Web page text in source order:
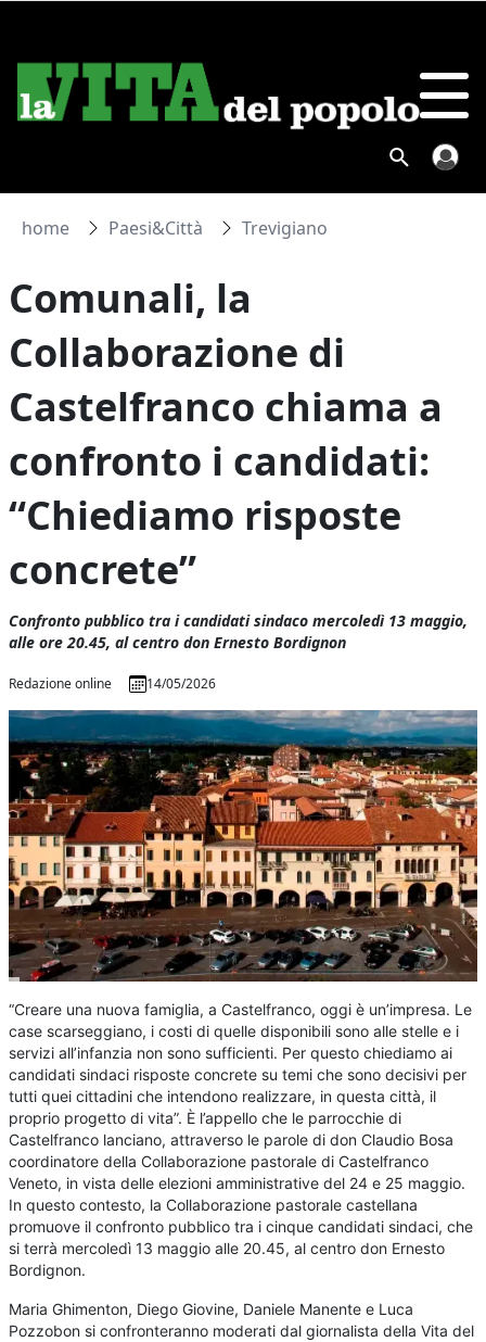
home Paesi&Città Trevigiano
Comunali, la
Collaborazione di
Castelfranco chiama a
confronto i candidati:
“Chiediamo risposte
concrete”
Confronto pubblico tra i candidati sindaco mercoledì 13 maggio,
alle ore 20.45, al centro don Ernesto Bordignon
Redazione online 14/05/2026
“Creare una nuova famiglia, a Castelfranco, oggi è un’impresa. Le
case scarseggiano, i costi di quelle disponibili sono alle stelle e i
servizi all’infanzia non sono sufficienti. Per questo chiediamo ai
candidati sindaci risposte concrete su temi che sono decisivi per
tutti quei cittadini che intendono realizzare, in questa città, il
proprio progetto di vita”. È l’appello che le parrocchie di
Castelfranco lanciano, attraverso le parole di don Claudio Bosa
coordinatore della Collaborazione pastorale di Castelfranco
Veneto, in vista delle elezioni amministrative del 24 e 25 maggio.
In questo contesto, la Collaborazione pastorale castellana
promuove il confronto pubblico tra i cinque candidati sindaci, che
si terrà mercoledì 13 maggio alle 20.45, al centro don Ernesto
Bordignon.
Maria Ghimenton, Diego Giovine, Daniele Manente e Luca
Pozzobon si confronteranno moderati dal giornalista della Vita del